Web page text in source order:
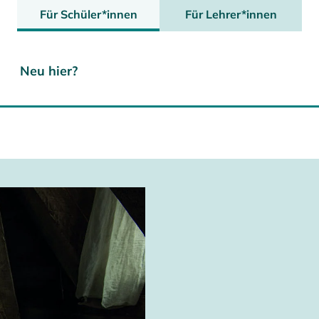
Für Schüler*innen Für Lehrer*innen
Neu hier?